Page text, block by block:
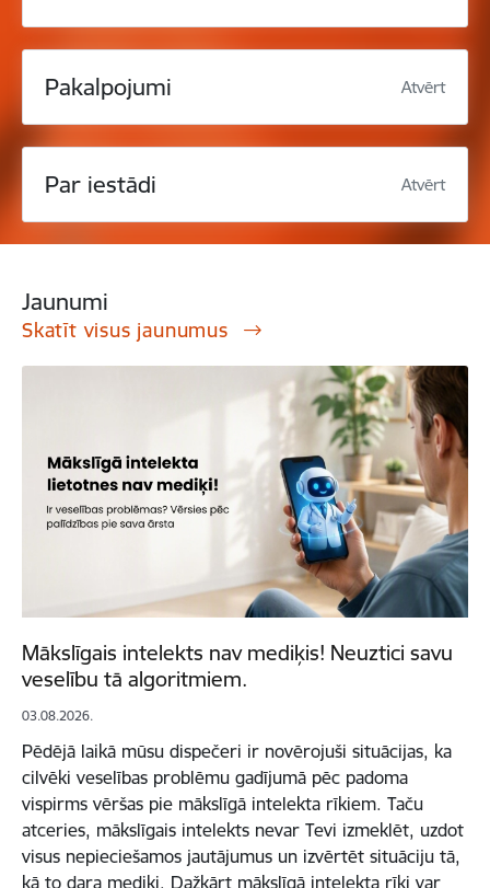
Pakalpojumi Atvērt
Par iestādi Atvērt
Jaunumi
Skatīt visus jaunumus
Mākslīgais intelekts nav mediķis! Neuztici savu
veselību tā algoritmiem.
03.08.2026.
Pēdējā laikā mūsu dispečeri ir novērojuši situācijas, ka
cilvēki veselības problēmu gadījumā pēc padoma
vispirms vēršas pie mākslīgā intelekta rīkiem. Taču
atceries, mākslīgais intelekts nevar Tevi izmeklēt, uzdot
visus nepieciešamos jautājumus un izvērtēt situāciju tā,
kā to dara mediķi. Dažkārt mākslīgā intelekta rīki var